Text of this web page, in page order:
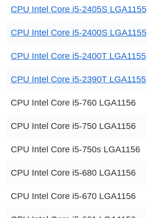
CPU Intel Core i5-2405S LGA1155
CPU Intel Core i5-2400S LGA1155
CPU Intel Core i5-2400T LGA1155
CPU Intel Core i5-2390T LGA1155
CPU Intel Core i5-760 LGA1156
CPU Intel Core i5-750 LGA1156
CPU Intel Core i5-750s LGA1156
CPU Intel Core i5-680 LGA1156
CPU Intel Core i5-670 LGA1156